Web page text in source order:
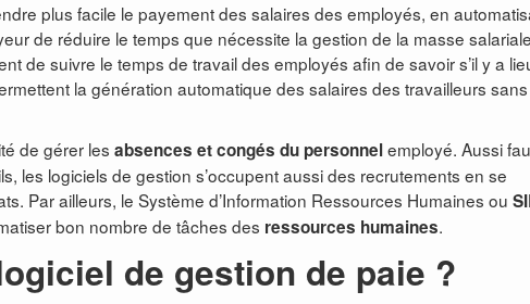
plus facile le payement des salaires des employés, en
de réduire le temps que nécessite la gestion de la masse
de suivre le temps de travail des employés afin de savoir s’il y a
la génération automatique des salaires des travailleurs sans
de gérer les absences et congés du personnelemployé. Aussi
les logiciels de gestion s’occupent aussi des recrutements en se
Par ailleurs, le Système d’Information Ressources Humaines ou
bon nombre de tâches des ressources humaines.
de gestion de paie ?